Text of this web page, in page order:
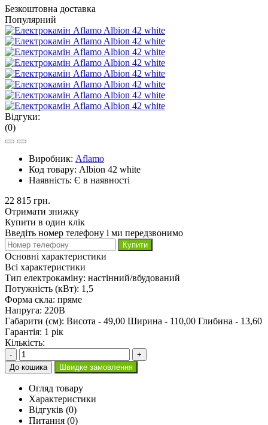
Безкоштовна доставка
Популярний
Відгуки:
(0)
Виробник: Aflamo
Код товару: Albion 42 white
Наявність: Є в наявності
22 815 грн.
Отримати знижку
Купити в один клік
Введіть номер телефону і ми передзвонимо
Купити
Основні характеристики
Всі характеристики
Тип електрокаміну: настінний/вбудований
Потужність (кВт): 1,5
Форма скла: пряме
Напруга: 220В
Габарити (см): Висота - 49,00 Ширина - 110,00 Глибина - 13,60
Гарантія: 1 рік
Кількість:
-
+
До кошика
Швидке замовлення
Огляд товару
Характеристики
Відгуків (0)
Питання (0)